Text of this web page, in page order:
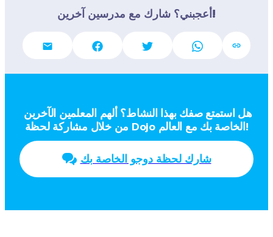
أعجبني؟ شارك مع مدرسين آخرين!
من خلال مشاركة لحظة Dojo الخاصة بك مع العالم!
شارك لحظة دوجو الخاصة بك